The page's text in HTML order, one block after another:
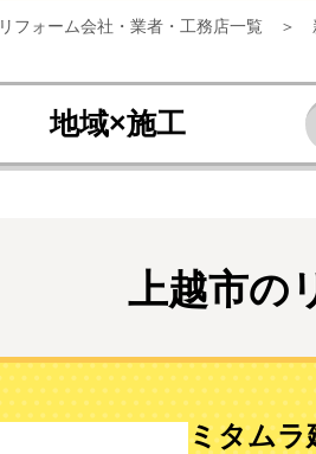
リフォーム会社・業者・工務店一覧
地域×施工
上越市の
ミタムラ